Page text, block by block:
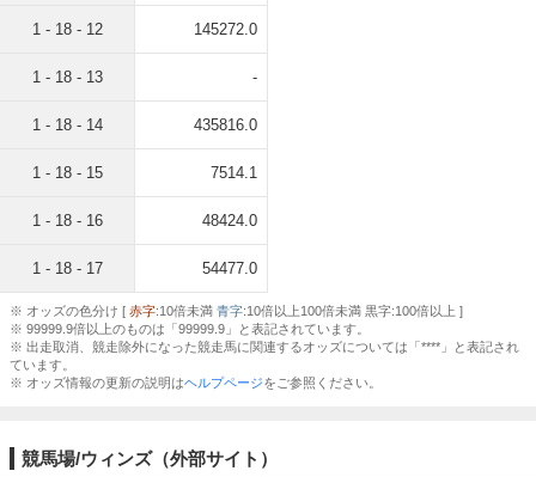
1 - 18 - 12 145272.0
1 - 18 - 13 -
1 - 18 - 14 435816.0
1 - 18 - 15 7514.1
1 - 18 - 16 48424.0
1 - 18 - 17 54477.0
※ オッズの色分け [ 赤字:10倍未満 青字:10倍以上100倍未満 黒字:100倍以上 ]
※ 99999.9倍以上のものは「99999.9」と表記されています。
※ 出走取消、競走除外になった競走馬に関連するオッズについては「****」と表記され
ています。
※ オッズ情報の更新の説明はヘルプページをご参照ください。
競馬場/ウィンズ（外部サイト）